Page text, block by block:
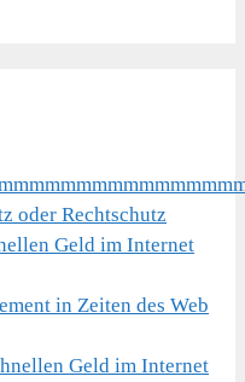
oder Rechtschutz
Geld im Internet
in Zeiten des Web
Geld im Internet